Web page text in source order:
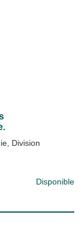
Division
Disponible